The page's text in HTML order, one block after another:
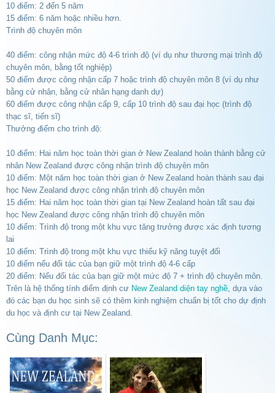
10 điểm: 2 đến 5 năm
15 điểm: 6 năm hoặc nhiều hơn.
Trình độ chuyên môn
40 điểm: công nhận mức độ 4-6 trình độ (ví dụ như thương mại trình độ
chuyên môn, bằng tốt nghiệp)
50 điểm được công nhận cấp 7 hoặc trình độ chuyên môn 8 (ví dụ như
bằng cử nhân, bằng cử nhân hạng danh dự)
60 điểm được công nhận cấp 9, cấp 10 trình độ sau đại học (trình độ
thạc sĩ, tiến sĩ)
Thưởng điểm cho trình độ:
10 điểm: Hai năm học toàn thời gian ở New Zealand hoàn thành bằng cử
nhân New Zealand được công nhận trình độ chuyên môn
10 điểm: Một năm học toàn thời gian ở New Zealand hoàn thành sau đại
học New Zealand được công nhận trình độ chuyên môn
15 điểm: Hai năm học toàn thời gian tại New Zealand hoàn tất sau đại
học New Zealand được công nhận trình độ chuyên môn
10 điểm: Trình độ trong một khu vực tăng trưởng được xác định tương
lai
10 điểm: Trình độ trong một khu vực thiếu kỹ năng tuyệt đối
10 điểm nếu đối tác của bạn giữ một trình độ 4-6 cấp
20 điểm: Nếu đối tác của bạn giữ một mức độ 7 + trình độ chuyên môn.
Trên là hệ thống tính điểm định cư New Zealand diện tay nghề , dựa vào
đó các bạn du học sinh sẽ có thêm kinh nghiệm chuẩn bị tốt cho dự định
du học và định cư tại New Zealand.
Cùng Danh Mục: